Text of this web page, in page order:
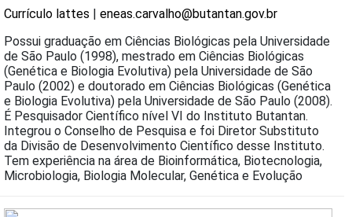
Currículo lattes | eneas.carvalho@butantan.gov.br
Possui graduação em Ciências Biológicas pela Universidade
de São Paulo (1998), mestrado em Ciências Biológicas
(Genética e Biologia Evolutiva) pela Universidade de São
Paulo (2002) e doutorado em Ciências Biológicas (Genética
e Biologia Evolutiva) pela Universidade de São Paulo (2008).
É Pesquisador Científico nível VI do Instituto Butantan.
Integrou o Conselho de Pesquisa e foi Diretor Substituto
da Divisão de Desenvolvimento Científico desse Instituto.
Tem experiência na área de Bioinformática, Biotecnologia,
Microbiologia, Biologia Molecular, Genética e Evolução